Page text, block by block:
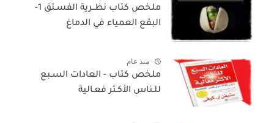
ملخص كتاب نظــرية الفسـتق 1-
البقع العمياء في الدماغ
منذ عام
ملخص كتاب - العادات السـبع
للـناس الأكـثر فعـالية